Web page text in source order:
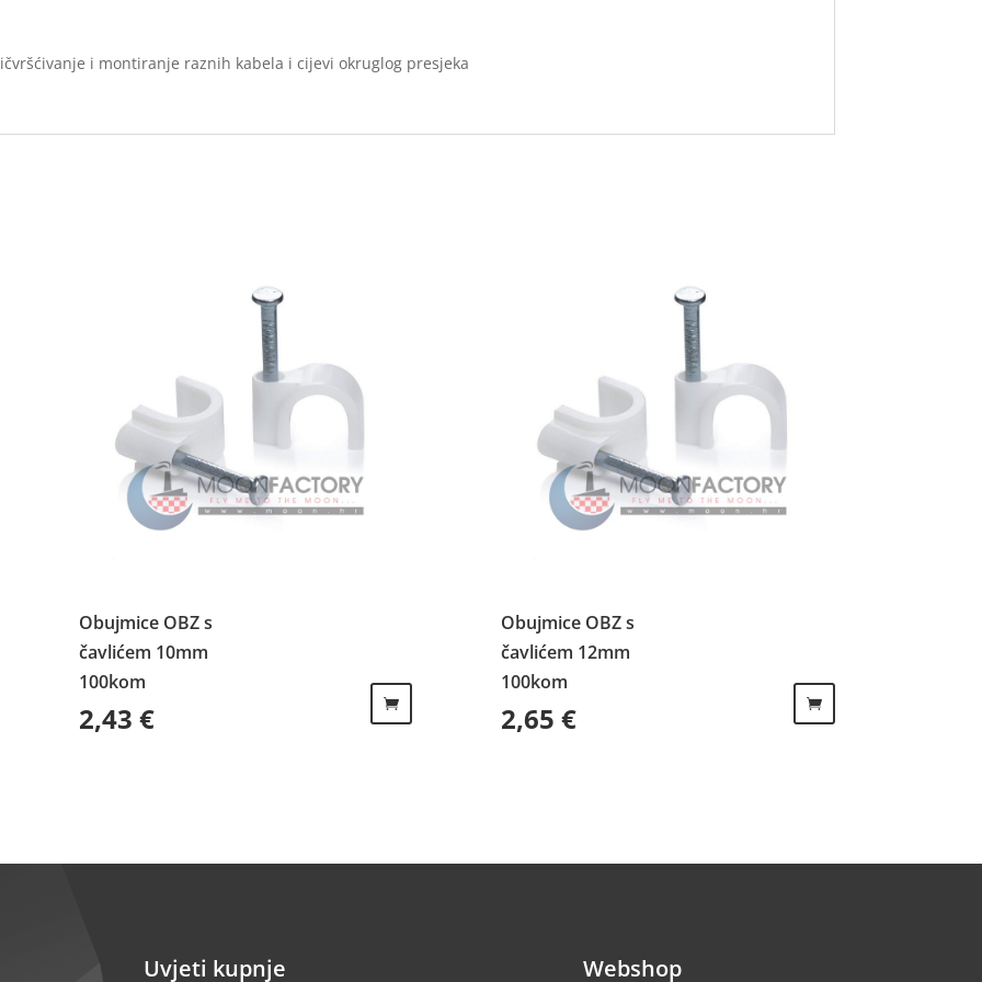
i montiranje raznih kabela i cijevi okruglog presjeka
Obujmice OBZ s
čavlićem 10mm
100kom
2,43 €
Obujmice OBZ s
čavlićem 12mm
100kom
2,65 €
Uvjeti kupnje Webshop